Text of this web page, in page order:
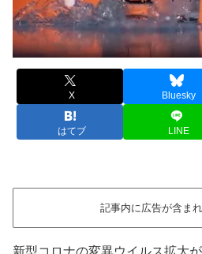
X Bluesky
はてブ LINE
記事内に広告が含まれ
新型コロナの変異ウイルス拡大